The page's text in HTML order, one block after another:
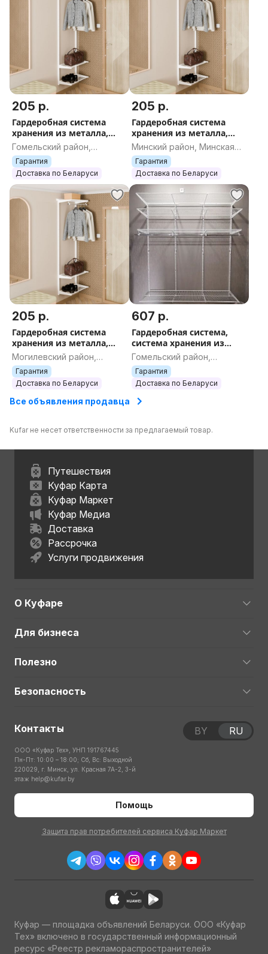
205 р.
Гардеробная система
хранения из металла,
металлическая Титан-GS
Готовый комплект
600х350S белая
Гомельский район,
Гомельская область
Гарантия
Доставка по Беларуси
205 р.
Гардеробная система
хранения из металла,
металлическая Титан-GS
Готовый комплект
600х350S белая
Минский район, Минская
область
Гарантия
Доставка по Беларуси
205 р.
Гардеробная система
хранения из металла,
металлическая, Титан-GS
Готовый комплект
600х350S белая
Могилевский район,
Могилевская область
Гарантия
Доставка по Беларуси
607 р.
Гардеробная система,
система хранения из
металла Титан-GS
Практичная гардеробная
1800 белая 350
Гомельский район,
Гомельская область
Гарантия
Доставка по Беларуси
Все объявления продавца
Kufar не несет ответственности за предлагаемый товар.
Путешествия
Куфар Карта
Куфар Маркет
Куфар Медиа
Доставка
Рассрочка
Услуги продвижения
О Куфаре
Для бизнеса
Полезно
Безопасность
Контакты
ООО «Куфар Тех», УНП 191767445
Пн-Пт: 10:00 – 18:00; Сб, Вс: Выходной
220029, г. Минск, ул. Красная 7А-2, 3-й
этаж help@kufar.by
Помощь
Защита прав потребителей сервиса Куфар Маркет
BY RU
Куфар — площадка объявлений Беларуси. ООО «Куфар
Тех» включено в государственный информационный
ресурс «Реестр рекламораспространителей»